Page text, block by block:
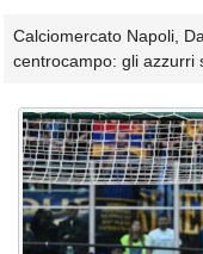
Calciomercato Napoli,
centrocampo: gli azzurri